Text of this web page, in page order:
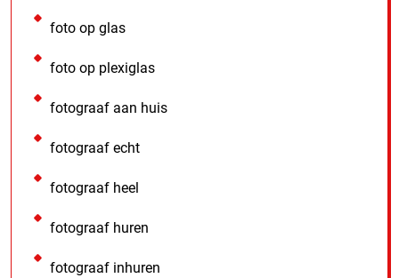
foto op glas
foto op plexiglas
fotograaf aan huis
fotograaf echt
fotograaf heel
fotograaf huren
fotograaf inhuren